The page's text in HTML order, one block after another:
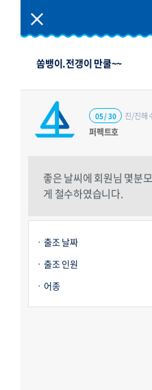
쏨뱅이.전갱이 만쿨~~
퍼펙트호
진/진해
05 / 30
좋은 날씨에 회원님 몇분
게 철수하였습니다.
출조 날짜
출조 인원
어종